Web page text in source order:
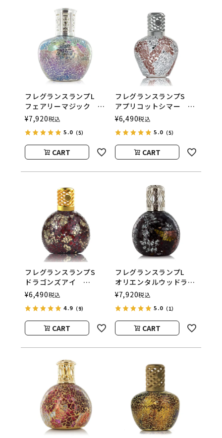
フレグランスランプL
フェアリーマジック
ASHLEIGH&BURWOOD
（アシュレイアンドバー
ウッド）
¥7,920税込
5.0 （5）
CART
フレグランスランプS
アプリコットシマー
ASHLEIGH&BURWOOD
（アシュレイアンドバー
ウッド）
¥6,490税込
5.0（5）
CART
フレグランスランプS
ドラゴンズアイ
ASHLEIGH&BURWOOD
（アシュレイアンドバー
ウッド）
¥6,490税込
4.9 （9）
CART
フレグランスランプL
オリエンタルウッドラン
ド
ASHLEIGH&BURWOOD
（アシュレイアンドバー
ウッド）
¥7,920税込
5.0（1）
CART